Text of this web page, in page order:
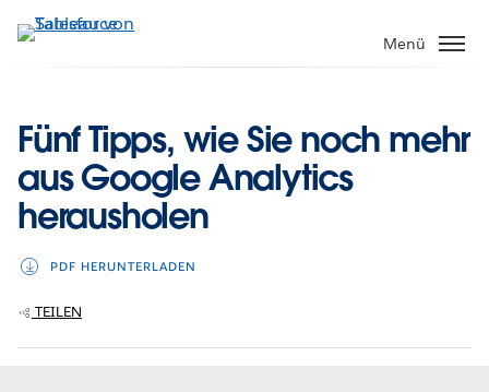
Direkt
zum
Menü
Fünf Tipps, wie Sie noch mehr
aus Google Analytics
herausholen
PDF HERUNTERLADEN
TEILEN